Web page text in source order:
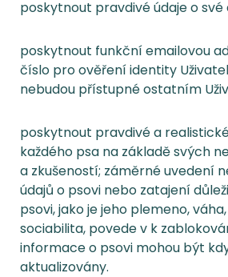
poskytnout pravdivé údaje o své
poskytnout funkční emailovou
číslo pro ověření identity
nebudou přístupné ostatním
poskytnout pravdivé a
každého psa na základě svých
a zkušeností; záměrné uvedení
údajů o psovi nebo zatajení
psovi, jako je jeho plemeno,
sociabilita, povede v k
informace o psovi mohou být
aktualizovány.